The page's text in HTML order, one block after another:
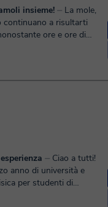
insieme! ⏤ La mole,
continuano a risultarti
ore e ore di
⏤ Ciao a tutti!
anno di università e
per studenti di